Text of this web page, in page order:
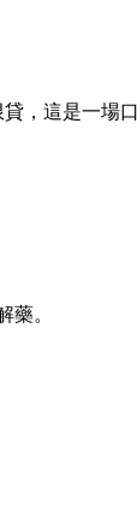
，這是一場
藥。